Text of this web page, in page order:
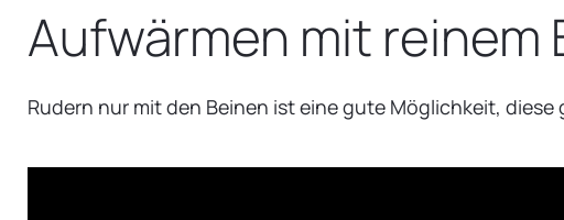
Aufwärmen mit reinem
Rudern nur mit den Beinen ist eine gute Möglichkeit,